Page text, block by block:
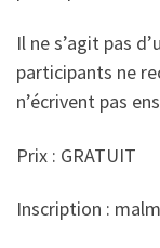
Il ne s’agit pas
participants ne
n’écrivent pas
Prix : GRATUIT
Inscription :